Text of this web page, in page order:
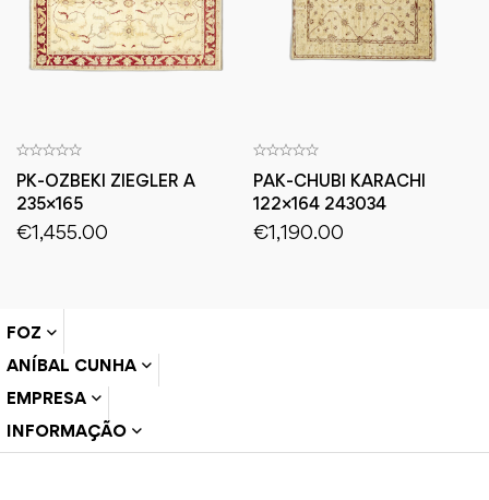
PK-OZBEKI ZIEGLER A
235×165
€1,455.00
PAK-CHUBI KARACHI
122×164 243034
€1,190.00
FOZ
ANÍBAL CUNHA
EMPRESA
INFORMAÇÃO